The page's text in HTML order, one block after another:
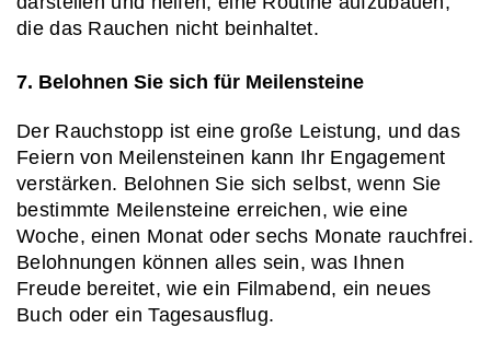
die das Rauchen nicht beinhaltet.
7. Belohnen Sie sich für Meilensteine
Der Rauchstopp ist eine große Leistung, und das
Feiern von Meilensteinen kann Ihr Engagement
verstärken. Belohnen Sie sich selbst, wenn Sie
bestimmte Meilensteine erreichen, wie eine
Woche, einen Monat oder sechs Monate rauchfrei.
Belohnungen können alles sein, was Ihnen
Freude bereitet, wie ein Filmabend, ein neues
Buch oder ein Tagesausflug.